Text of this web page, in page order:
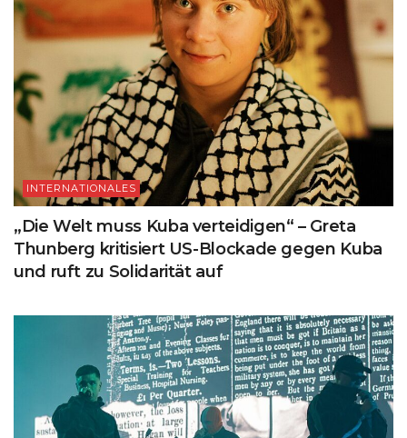
INTERNATIONALES
„Die Welt muss Kuba verteidigen“ – Greta
Thunberg kritisiert US-Blockade gegen Kuba
und ruft zu Solidarität auf